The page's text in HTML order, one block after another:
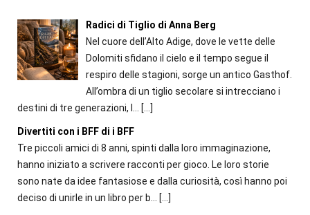
Radici di Tiglio di Anna Berg
Nel cuore dell’Alto Adige, dove le vette delle
Dolomiti sfidano il cielo e il tempo segue il
respiro delle stagioni, sorge un antico Gasthof.
All’ombra di un tiglio secolare si intrecciano i
destini di tre generazioni, l...
[…]
Divertiti con i BFF di i BFF
Tre piccoli amici di 8 anni, spinti dalla loro immaginazione,
hanno iniziato a scrivere racconti per gioco. Le loro storie
sono nate da idee fantasiose e dalla curiosità, così hanno poi
deciso di unirle in un libro per b...
[…]